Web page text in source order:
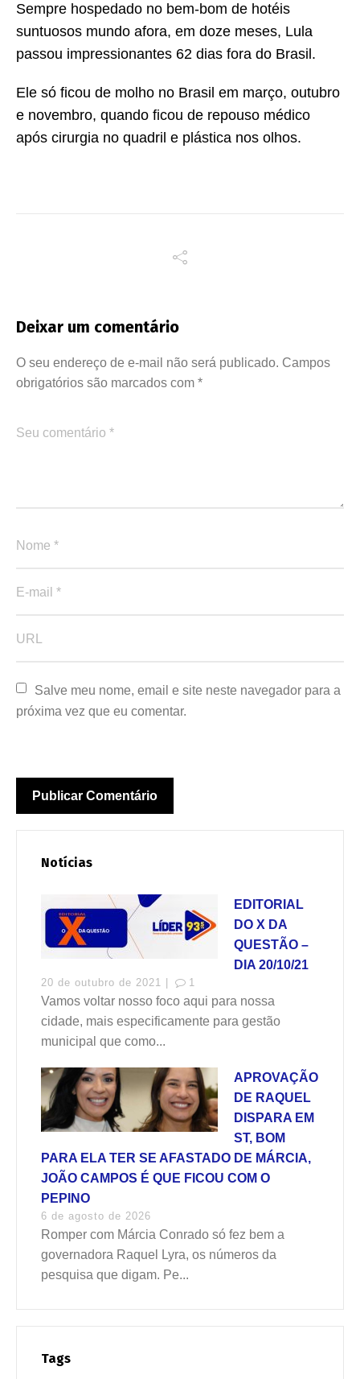
Sempre hospedado no bem-bom de hotéis
suntuosos mundo afora, em doze meses, Lula
passou impressionantes 62 dias fora do Brasil.
Ele só ficou de molho no Brasil em março, outubro
e novembro, quando ficou de repouso médico
após cirurgia no quadril e plástica nos olhos.
Deixar um comentário
O seu endereço de e-mail não será publicado. Campos
obrigatórios são marcados com *
Salve meu nome, email e site neste navegador para a
próxima vez que eu comentar.
Notícias
EDITORIAL
DO X DA
QUESTÃO –
DIA 20/10/21
20 de outubro de 2021 | 1
Vamos voltar nosso foco aqui para nossa
cidade, mais especificamente para gestão
municipal que como...
APROVAÇÃO
DE RAQUEL
DISPARA EM
ST, BOM
PARA ELA TER SE AFASTADO DE MÁRCIA,
JOÃO CAMPOS É QUE FICOU COM O
PEPINO
6 de agosto de 2026
Romper com Márcia Conrado só fez bem a
governadora Raquel Lyra, os números da
pesquisa que digam. Pe...
Tags